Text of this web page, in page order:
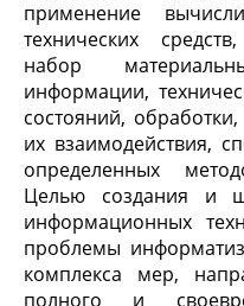
применение
технических
набор
информации,
состояний,
их взаимодействия,
определенных
Целью создания и
информационных
проблемы
комплекса мер,
полного и